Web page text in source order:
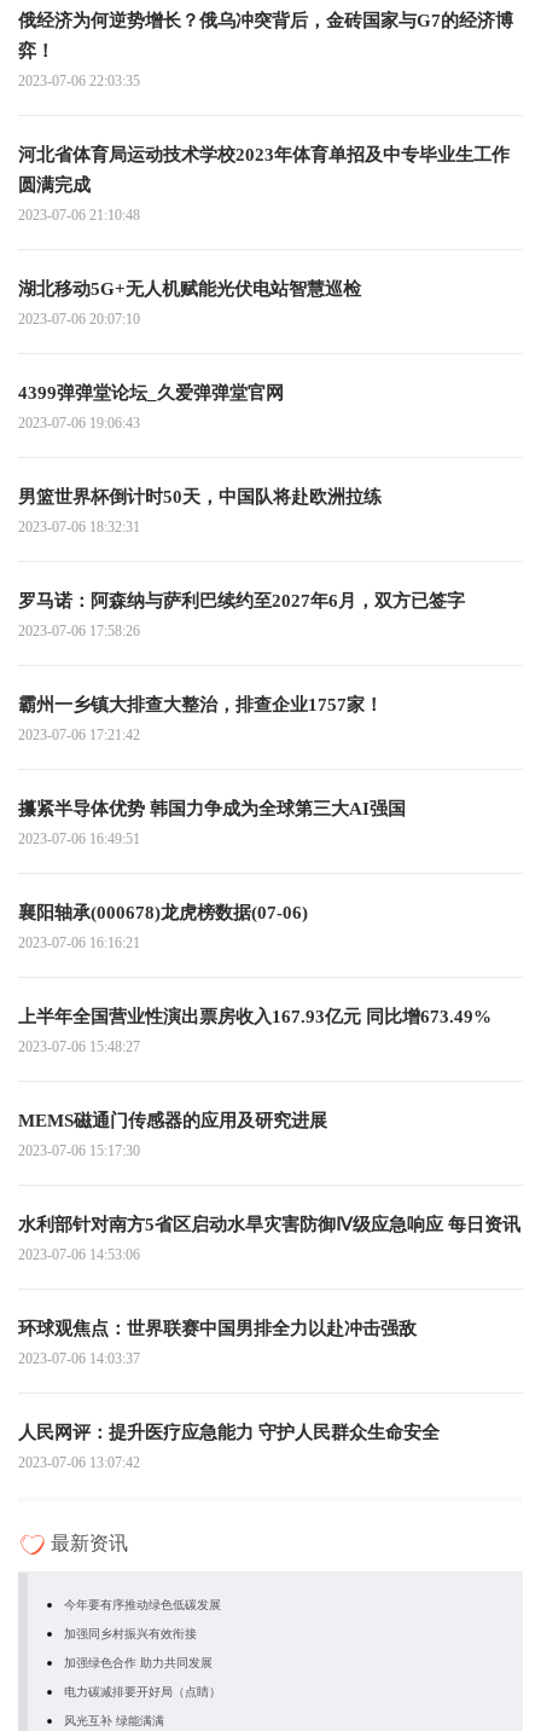
俄经济为何逆势增长？俄乌冲突背后，金砖国家与G7的经济博
弈！
2023-07-06 22:03:35
河北省体育局运动技术学校2023年体育单招及中专毕业生工作
圆满完成
2023-07-06 21:10:48
湖北移动5G+无人机赋能光伏电站智慧巡检
2023-07-06 20:07:10
4399弹弹堂论坛_久爱弹弹堂官网
2023-07-06 19:06:43
男篮世界杯倒计时50天，中国队将赴欧洲拉练
2023-07-06 18:32:31
罗马诺：阿森纳与萨利巴续约至2027年6月，双方已签字
2023-07-06 17:58:26
霸州一乡镇大排查大整治，排查企业1757家！
2023-07-06 17:21:42
攥紧半导体优势 韩国力争成为全球第三大AI强国
2023-07-06 16:49:51
襄阳轴承(000678)龙虎榜数据(07-06)
2023-07-06 16:16:21
上半年全国营业性演出票房收入167.93亿元 同比增673.49%
2023-07-06 15:48:27
MEMS磁通门传感器的应用及研究进展
2023-07-06 15:17:30
水利部针对南方5省区启动水旱灾害防御Ⅳ级应急响应 每日资讯
2023-07-06 14:53:06
环球观焦点：世界联赛中国男排全力以赴冲击强敌
2023-07-06 14:03:37
人民网评：提升医疗应急能力 守护人民群众生命安全
2023-07-06 13:07:42
最新资讯
今年要有序推动绿色低碳发展
加强同乡村振兴有效衔接
加强绿色合作 助力共同发展
电力碳减排要开好局（点睛）
风光互补 绿能满满